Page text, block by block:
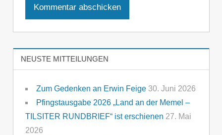
NEUSTE MITTEILUNGEN
Zum Gedenken an Erwin Feige 30. Juni 2026
Pfingstausgabe 2026 „Land an der Memel –
TILSITER RUNDBRIEF“ ist erschienen 27. Mai
2026